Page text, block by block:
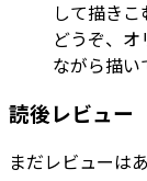
して描きこ
どうぞ、
ながら描い
読後レビュー
まだレビューは